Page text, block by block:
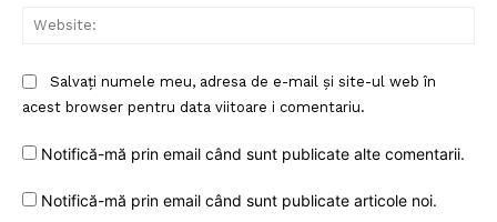
Salvați numele meu, adresa de e-mail și site-ul web în
acest browser pentru data viitoare i comentariu.
Notifică-mă prin email când sunt publicate alte comentarii.
Notifică-mă prin email când sunt publicate articole noi.